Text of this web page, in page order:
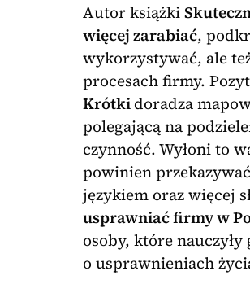
Autor książki
więcej zarabiać,
wykorzystywać, ale
procesach firmy.
Krótkidoradza
polegającą na
czynność. Wyłoni to
powinien
językiem oraz więcej
usprawniać firmy w
osoby, które
o usprawnieniach